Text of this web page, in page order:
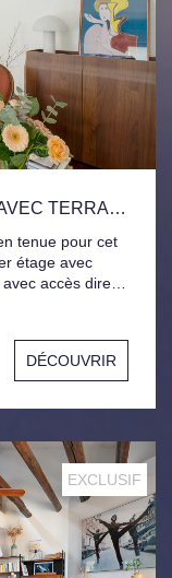
BEL APPARTEMENT CLIMATISÉ AVEC TERRASSES ET GARAGE
tenue pour cet
étage avec
accès direct
Salle d'eau,
et Garage
électrique
DÉCOUVRIR
EXCLUSIF